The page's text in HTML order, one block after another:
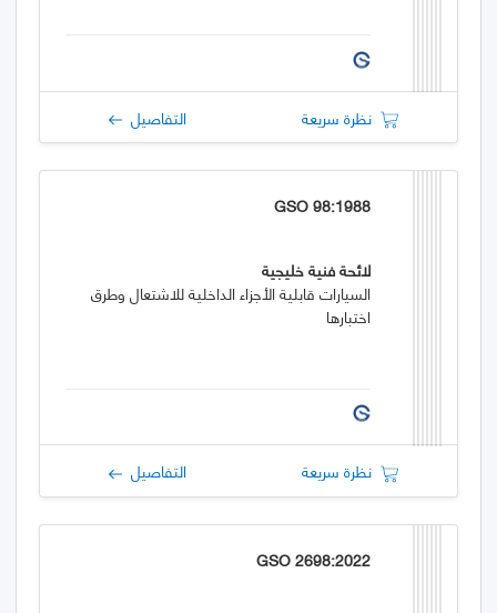
نظرة سريعة التفاصيل
GSO 98:1988
لائحة فنية خليجية
السيارات قابلية الأجزاء الداخلية للاشتعال وطرق
اختبارها
نظرة سريعة التفاصيل
GSO 2698:2022